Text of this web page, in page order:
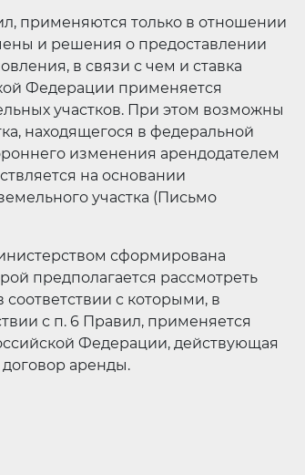
применяются только в отношении
и решения о предоставлении
в связи с чем и ставка
Федерации применяется
участков. При этом возможны
находящегося в федеральной
изменения арендодателем
на основании
участка (Письмо
сформирована
предполагается рассмотреть
с которыми, в
с п. 6 Правил, применяется
Федерации, действующая
аренды.